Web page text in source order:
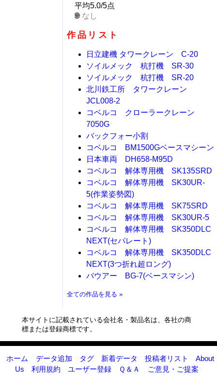
平均5.0/5点
なし
作品リスト
日立建機 タワークレーン C-20
ソイルメック 杭打機 SR-30
ソイルメック 杭打機 SR-20
北川鉄工所 タワークレーン
JCL008-2
コベルコ クローラークレーン
7050G
バックフォー小割
コベルコ BM1500Gベースマシーン
日本車両 DH658-M95D
コベルコ 解体専用機 SK135SRD
コベルコ 解体専用機 SK30UR-
5(作業姿勢図)
コベルコ 解体専用機 SK75SRD
コベルコ 解体専用機 SK30UR-5
コベルコ 解体専用機 SK350DLC
NEXT(セパレート)
コベルコ 解体専用機 SK350DLC
NEXT(3つ折れ超ロング)
バウアー BG-7(ベースマシン)
全ての作品を見る »
本サイトに記載されている会社名・製品名は、各社の商
標または登録商標です。
ホーム データ追加 タグ 新着データ 投稿者リスト
About
Us
利用規約 ユーザー登録 Ｑ＆Ａ ご意見・ご提案